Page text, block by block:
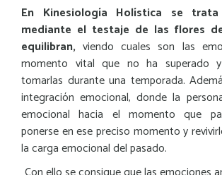
En Kinesiología Holística se
mediante el testaje de las flores
equilibran, viendo cuales son las
momento vital que no ha superado
tomarlas durante una temporada.
integración emocional, donde la
emocional hacia el momento que
ponerse en ese preciso momento y
la carga emocional del pasado.